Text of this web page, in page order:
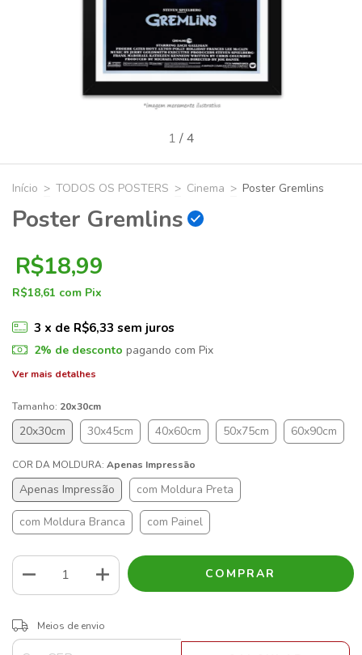
1 /4
Início > TODOS OS POSTERS > Cinema > Poster Gremlins
Poster Gremlins
R$18,99
R$18,61 com Pix
3 x de R$6,33 sem juros
2% de desconto pagando com Pix
Ver mais detalhes
Tamanho: 20x30cm
20x30cm 30x45cm 40x60cm 50x75cm 60x90cm
COR DA MOLDURA: Apenas Impressão
Apenas Impressão com Moldura Preta
com Moldura Branca com Painel
Entregas para o CEP:
Meios de envio